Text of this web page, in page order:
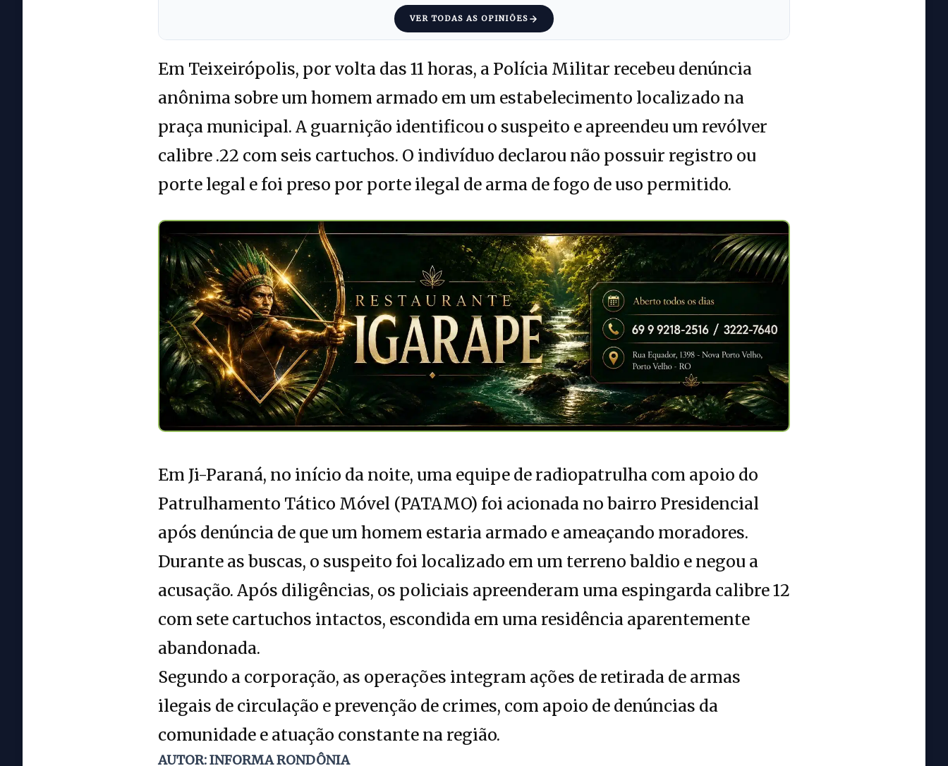
VER TODAS AS OPINIÕES
Em Teixeirópolis, por volta das 11 horas, a Polícia Militar recebeu denúncia
anônima sobre um homem armado em um estabelecimento localizado na
praça municipal. A guarnição identificou o suspeito e apreendeu um revólver
calibre .22 com seis cartuchos. O indivíduo declarou não possuir registro ou
porte legal e foi preso por porte ilegal de arma de fogo de uso permitido.
Em Ji-Paraná, no início da noite, uma equipe de radiopatrulha com apoio do
Patrulhamento Tático Móvel (PATAMO) foi acionada no bairro Presidencial
após denúncia de que um homem estaria armado e ameaçando moradores.
Durante as buscas, o suspeito foi localizado em um terreno baldio e negou a
acusação. Após diligências, os policiais apreenderam uma espingarda calibre 12
com sete cartuchos intactos, escondida em uma residência aparentemente
abandonada.
Segundo a corporação, as operações integram ações de retirada de armas
ilegais de circulação e prevenção de crimes, com apoio de denúncias da
comunidade e atuação constante na região.
AUTOR: INFORMA RONDÔNIA